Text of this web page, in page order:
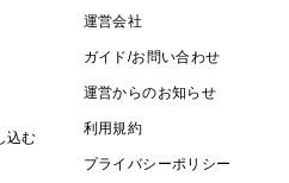
込む
運営会社
ガイド/お問い合わせ
運営からのお知らせ
利用規約
プライバシーポリシー